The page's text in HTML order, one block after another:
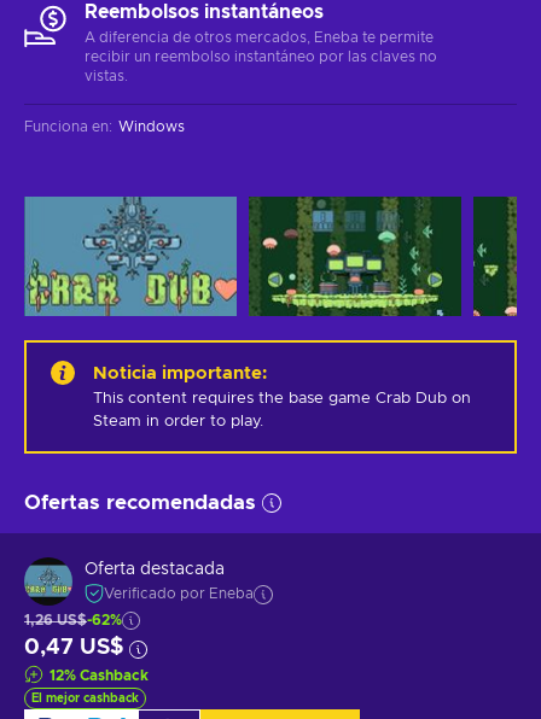
Reembolsos instantáneos
A diferencia de otros mercados, Eneba te permite
recibir un reembolso instantáneo por las claves no
vistas.
Funciona en: Windows
Noticia importante:
This content requires the base game Crab Dub on
Steam in order to play.
Ofertas recomendadas
Oferta destacada
Verificado por Eneba
1,26 US$-62%
0,47 US$
12% Cashback
El mejor cashback